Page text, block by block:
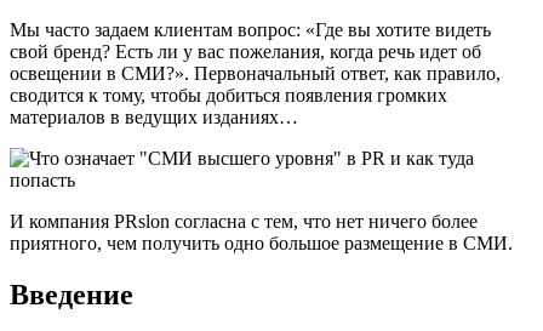
Мы часто задаем клиентам вопрос: «Где вы хотите видеть
свой бренд? Есть ли у вас пожелания, когда речь идет об
освещении в СМИ?». Первоначальный ответ, как правило,
сводится к тому, чтобы добиться появления громких
материалов в ведущих изданиях…
И компания PRslon согласна с тем, что нет ничего более
приятного, чем получить одно большое размещение в СМИ.
Введение